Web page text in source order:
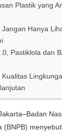
Plastik yang
Hanya
Pastiklola dan
(BNPB)